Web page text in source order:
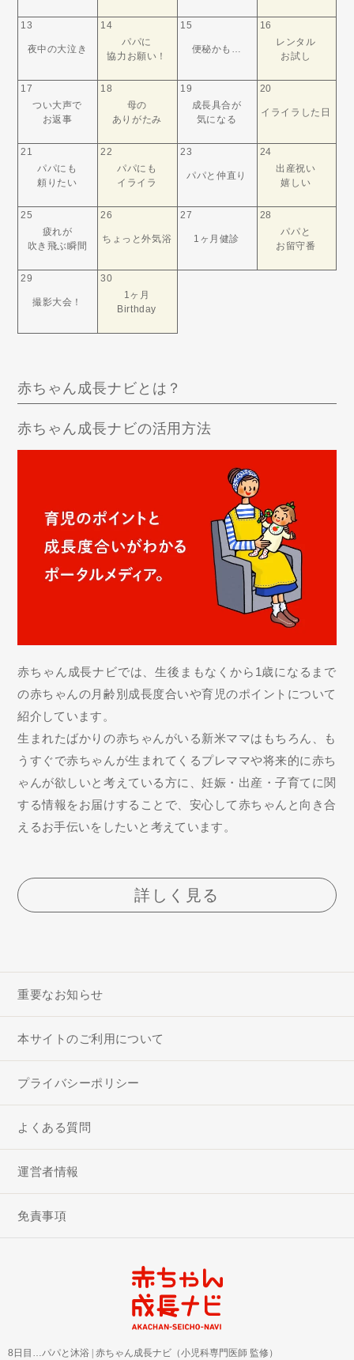
13
夜中の大泣き
14
パパに
協力お願い！
15
便秘かも…
16
レンタル
お試し
17
つい大声で
お返事
18
母の
ありがたみ
19
成長具合が
気になる
20
イライラした日
21
パパにも
頼りたい
22
パパにも
イライラ
23
パパと仲直り
24
出産祝い
嬉しい
25
疲れが
吹き飛ぶ瞬間
26
ちょっと外気浴
27
1ヶ月健診
28
パパと
お留守番
29
撮影大会！
30
1ヶ月
Birthday
赤ちゃん成長ナビとは？
赤ちゃん成長ナビの活用方法
赤ちゃん成長ナビでは、生後まもなくから1歳になるまで
の赤ちゃんの月齢別成長度合いや育児のポイントについて
紹介しています。
生まれたばかりの赤ちゃんがいる新米ママはもちろん、も
うすぐで赤ちゃんが生まれてくるプレママや将来的に赤ち
ゃんが欲しいと考えている方に、妊娠・出産・子育てに関
する情報をお届けすることで、安心して赤ちゃんと向き合
えるお手伝いをしたいと考えています。
詳しく見る
重要なお知らせ
本サイトのご利用について
プライバシーポリシー
よくある質問
運営者情報
免責事項
8日目…パパと沐浴 赤ちゃん成長ナビ（小児科専門医師 監修）